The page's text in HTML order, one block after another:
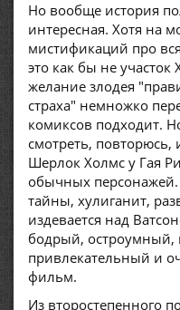
Но вообще история
интересная. Хотя на
мистификаций про
это как бы не
желание злодея
страха" немножко
комиксов подходит.
смотреть,
Шерлок Холмс у Гая
обычных персонажей.
тайны, хулиганит,
издевается над
бодрый,
привлекательный и
фильм.
Из второстепенного